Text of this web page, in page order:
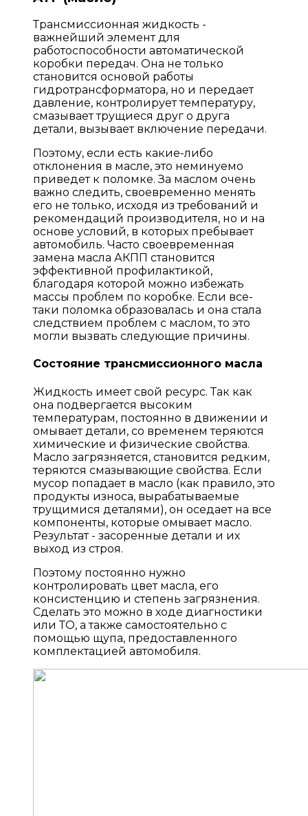
Трансмиссионная жидкость -
важнейший элемент для
работоспособности автоматической
коробки передач. Она не только
становится основой работы
гидротрансформатора, но и передает
давление, контролирует температуру,
смазывает трущиеся друг о друга
детали, вызывает включение передачи.
Поэтому, если есть какие-либо
отклонения в масле, это неминуемо
приведет к поломке. За маслом очень
важно следить, своевременно менять
его не только, исходя из требований и
рекомендаций производителя, но и на
основе условий, в которых пребывает
автомобиль. Часто своевременная
замена масла АКПП становится
эффективной профилактикой,
благодаря которой можно избежать
массы проблем по коробке. Если все-
таки поломка образовалась и она стала
следствием проблем с маслом, то это
могли вызвать следующие причины.
Состояние трансмиссионного масла
Жидкость имеет свой ресурс. Так как
она подвергается высоким
температурам, постоянно в движении и
омывает детали, со временем теряются
химические и физические свойства.
Масло загрязняется, становится редким,
теряются смазывающие свойства. Если
мусор попадает в масло (как правило, это
продукты износа, вырабатываемые
трущимися деталями), он оседает на все
компоненты, которые омывает масло.
Результат - засоренные детали и их
выход из строя.
Поэтому постоянно нужно
контролировать цвет масла, его
консистенцию и степень загрязнения.
Сделать это можно в ходе диагностики
или ТО, а также самостоятельно с
помощью щупа, предоставленного
комплектацией автомобиля.